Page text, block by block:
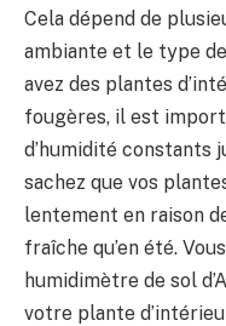
Cela dépend de
ambiante et le type
avez des plantes
fougères, il est
d’humidité constants
sachez que vos
lentement en raison
fraîche qu’en été.
humidimètre de sol
votre plante